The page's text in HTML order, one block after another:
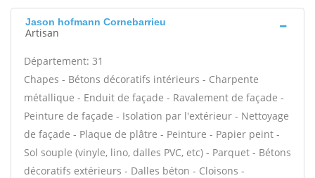
Jason hofmann Cornebarrieu
Artisan
Département: 31
Chapes - Bétons décoratifs intérieurs - Charpente
métallique - Enduit de façade - Ravalement de façade -
Peinture de façade - Isolation par l'extérieur - Nettoyage
de façade - Plaque de plâtre - Peinture - Papier peint -
Sol souple (vinyle, lino, dalles PVC, etc) - Parquet - Bétons
décoratifs extérieurs - Dalles béton - Cloisons -